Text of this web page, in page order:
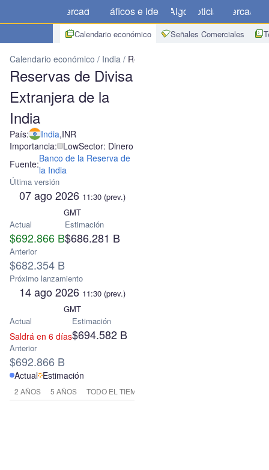
Mercados Gráficos e ideas Algo Noticias Mercado
Calendario económico Señales Comerciales
Calendario económico India Reservas de Divisa Extranjera de la
Reservas de Divisa
Extranjera de la
India
País: India,INR
Importancia: LowSector: Dinero
Fuente:Banco de la Reserva de
la India
Última versión
07 ago 2026 11:30 (prev.)
GMT
Actual
$692.866 B
Estimación
$686.281 B
Anterior
$682.354 B
Próximo lanzamiento
14 ago 2026 11:30 (prev.)
GMT
Actual
Saldrá en 6 días
Estimación
$694.582 B
Anterior
$692.866 B
Actual Estimación
2 AÑOS 5 AÑOS TODO EL TIEMPO